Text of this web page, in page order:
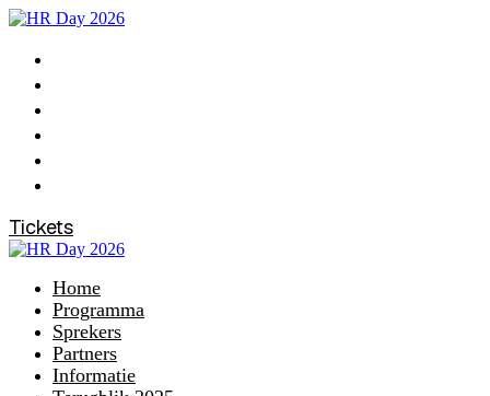
Tickets
Home
Programma
Sprekers
Partners
Informatie